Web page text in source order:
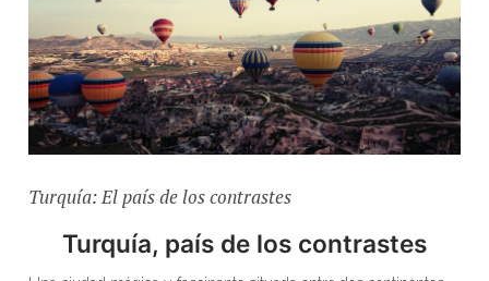
Turquía: El país de los contrastes
Turquía, país de los contrastes